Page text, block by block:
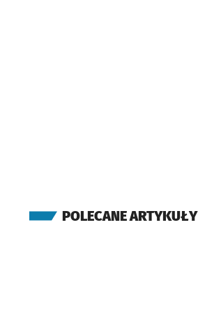
POLECANE ARTYKUŁY